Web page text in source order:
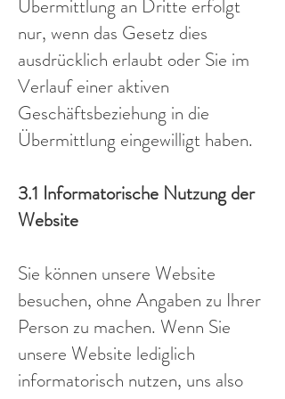
Übermittlung an Dritte erfolgt
nur, wenn das Gesetz dies
ausdrücklich erlaubt oder Sie im
Verlauf einer aktiven
Geschäftsbeziehung in die
Übermittlung eingewilligt haben.
3.1 Informatorische Nutzung der
Website
Sie können unsere Website
besuchen, ohne Angaben zu Ihrer
Person zu machen. Wenn Sie
unsere Website lediglich
informatorisch nutzen, uns also